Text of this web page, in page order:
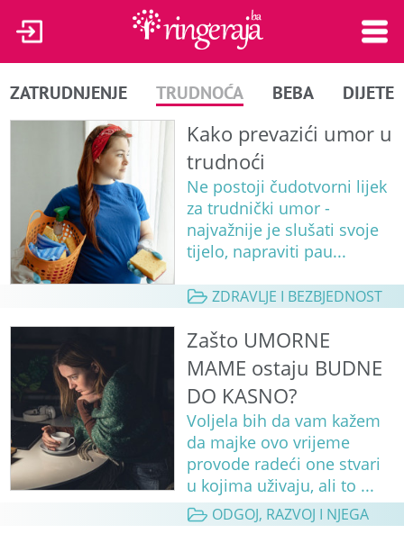
ZATRUDNJENJE TRUDNOĆA BEBA DIJETE
Kako prevazići umor u
trudnoći
Ne postoji čudotvorni lijek
za trudnički umor -
najvažnije je slušati svoje
tijelo, napraviti pau...
ZDRAVLJE I BEZBJEDNOST
Zašto UMORNE
MAME ostaju BUDNE
DO KASNO?
Voljela bih da vam kažem
da majke ovo vrijeme
provode radeći one stvari
u kojima uživaju, ali to ...
ODGOJ, RAZVOJ I NJEGA